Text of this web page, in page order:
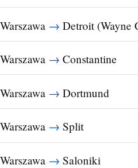
Warszawa → Detroit (Wayne
Warszawa → Constantine
Warszawa → Dortmund
Warszawa → Split
Warszawa → Saloniki